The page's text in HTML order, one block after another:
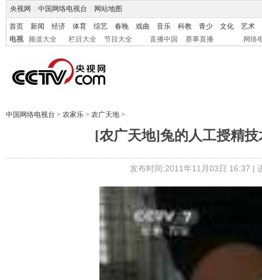
央视网 中国网络电视台 网站地图
首页 新闻 经济 体育 综艺 春晚 戏曲 音乐 科教 青少 文化
艺术
电视
频道大全 栏目大全 节目大全 直播中国 赛事直播 网络
中国网络电视台 > 农家乐 > 农广天地 >
[农广天地]兔的人工授精技
发布时间:2011年11月03日 16:37 |